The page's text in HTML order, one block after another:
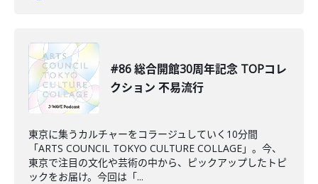
#86 総合開館30周年記念 TOPコレ
クション 不易流行
東京に集うカルチャーをコラージュしていく10分間
「ARTS COUNCIL TOKYO CULTURE COLLAGE」。今、
東京で注目の文化や芸術の中から、ピックアップしたトピ
ックをお届け。今回は「...